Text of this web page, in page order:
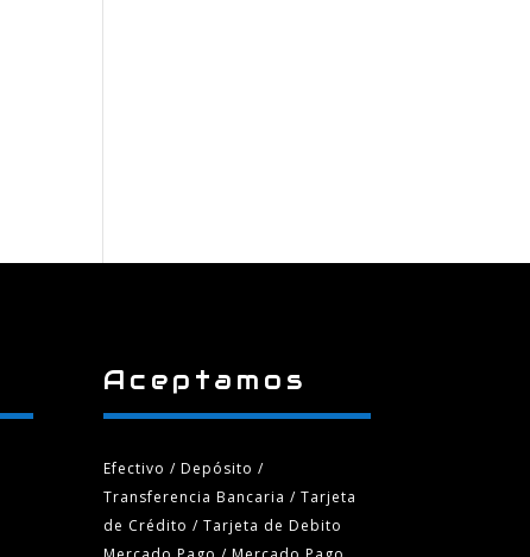
Aceptamos
Efectivo / Depósito /
Transferencia Bancaria/ Tarjeta
de Crédito / Tarjeta de Debito